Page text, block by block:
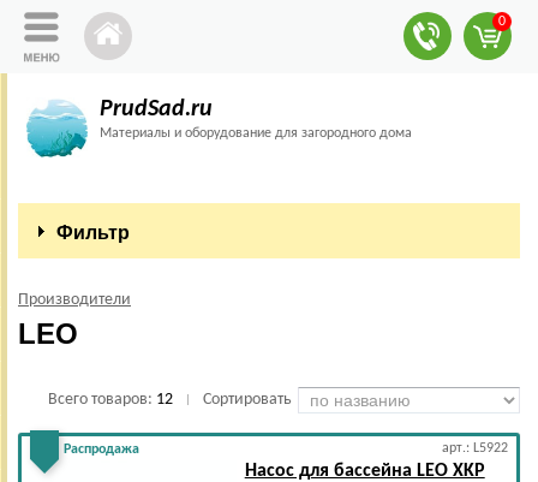
0
PrudSad.ru
Материалы и оборудование для загородного дома
Фильтр
Производители
LEO
Всего товаров: 12 Сортировать
Распродажа арт.: L5922
Насос для бассейна LEO XKP